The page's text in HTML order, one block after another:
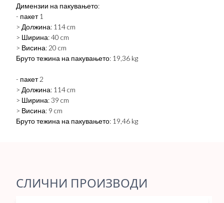
Димензии на пакувањето:
- пакет 1
> Должина: 114 cm
> Ширина: 40 cm
> Висина: 20 cm
Бруто тежина на пакувањето: 19,36 kg
- пакет 2
> Должина: 114 cm
> Ширина: 39 cm
> Висина: 9 cm
Бруто тежина на пакувањето: 19,46 kg
СЛИЧНИ ПРОИЗВОДИ